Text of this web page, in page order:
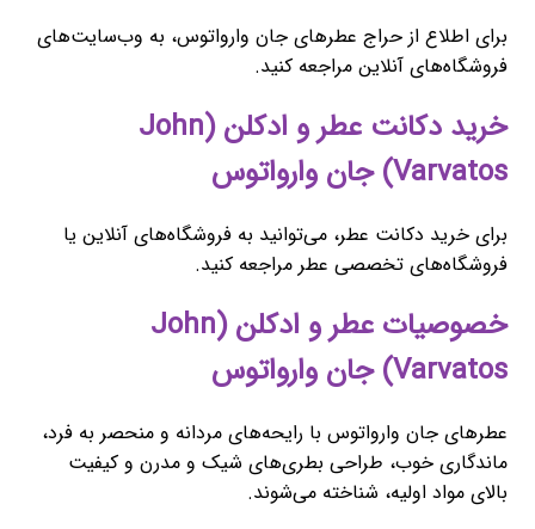
برای اطلاع از حراج عطرهای جان وارواتوس، به وب‌سایت‌های
فروشگاه‌های آنلاین مراجعه کنید.
خرید دکانت عطر و ادکلن (John
Varvatos) جان وارواتوس
برای خرید دکانت عطر، می‌توانید به فروشگاه‌های آنلاین یا
فروشگاه‌های تخصصی عطر مراجعه کنید.
خصوصیات عطر و ادکلن (John
Varvatos) جان وارواتوس
عطرهای جان وارواتوس با رایحه‌های مردانه و منحصر به فرد،
ماندگاری خوب، طراحی بطری‌های شیک و مدرن و کیفیت
بالای مواد اولیه، شناخته می‌شوند.